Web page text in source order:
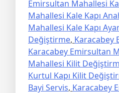
Emirsultan Mahallesi
Mahallesi Kale Kapı
Mahallesi Kale Kapı
Değiştirme, Karacabey
Karacabey Emirsultan
Mahallesi Kilit
Kurtul Kapı Kilit
Bayi Servis, Karacabey